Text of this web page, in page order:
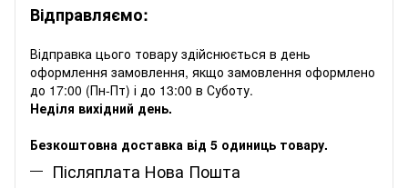
Відправляємо:
Відправка цього товару здійснюється в день
оформлення замовлення, якщо замовлення оформлено
до 17:00 (Пн-Пт) і до 13:00 в Суботу.
Неділя вихідний день.
Безкоштовна доставка від 5 одиниць товару.
Післяплата Нова Пошта